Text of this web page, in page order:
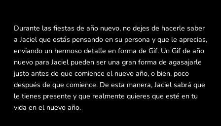
Durante las fiestas de año nuevo, no dejes de hacerle saber
a Jaciel que estás pensando en su persona y que le aprecias,
enviando un hermoso detalle en forma de Gif. Un Gif de año
nuevo para Jaciel pueden ser una gran forma de agasajarle
justo antes de que comience el nuevo año, o bien, poco
después de que comience. De esta manera, Jaciel sabrá que
le tienes presente y que realmente quieres que esté en tu
vida en el nuevo año.